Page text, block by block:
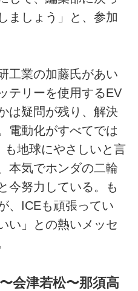
ましょう」と、参加
工業の加藤氏があい
テリーを使用するEV
は疑問が残り、解決
電動化がすべてでは
も地球にやさしいと言
本気でホンダの二輪
今努力している。も
、ICEも頑張ってい
い」との熱いメッセ
会津若松〜那須高